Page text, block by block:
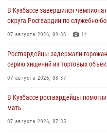
В Кузбассе завершился
округа Росгвардии по служебно-
07 августа 2026, 09:38 14
Росгвардейцы задержали
серию хищений из торговых
07 августа 2026, 08:37
В Кузбассе росгвардейцы
мать
07 августа 2026, 07:35